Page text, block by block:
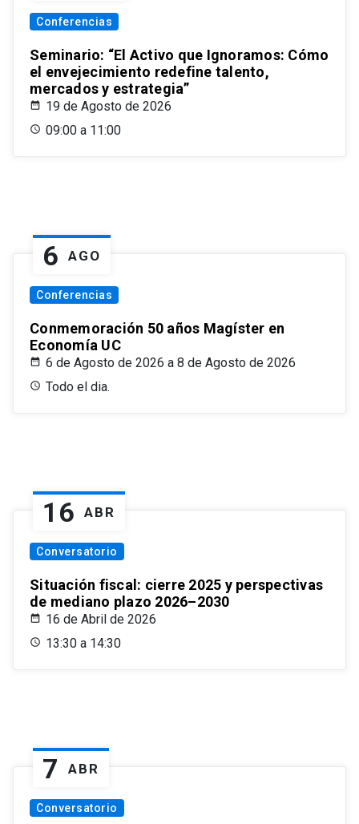
Conferencias
Seminario: “El Activo que Ignoramos: Cómo
el envejecimiento redefine talento,
mercados y estrategia”
19 de Agosto de 2026
09:00 a 11:00
6 AGO
Conferencias
Conmemoración 50 años Magíster en
Economía UC
6 de Agosto de 2026 a 8 de Agosto de 2026
Todo el dia.
16 ABR
Conversatorio
Situación fiscal: cierre 2025 y perspectivas
de mediano plazo 2026–2030
16 de Abril de 2026
13:30 a 14:30
7 ABR
Conversatorio